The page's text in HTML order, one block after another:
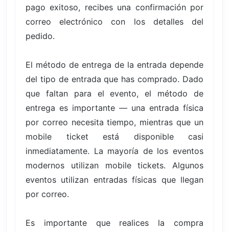
pago exitoso, recibes una confirmación por
correo electrónico con los detalles del
pedido.
El método de entrega de la entrada depende
del tipo de entrada que has comprado. Dado
que faltan para el evento, el método de
entrega es importante — una entrada física
por correo necesita tiempo, mientras que un
mobile ticket está disponible casi
inmediatamente. La mayoría de los eventos
modernos utilizan mobile tickets. Algunos
eventos utilizan entradas físicas que llegan
por correo.
Es importante que realices la compra